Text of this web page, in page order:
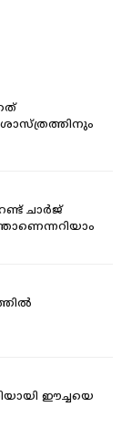
ചാര്‍ജ്
ഈച്ചയെ